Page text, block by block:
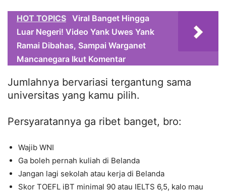
HOT TOPICS Viral Banget Hingga
Luar Negeri! Video Yank Uwes Yank
Ramai Dibahas, Sampai Warganet
Mancanegara Ikut Komentar
Jumlahnya bervariasi tergantung sama
universitas yang kamu pilih.
Persyaratannya ga ribet banget, bro:
Wajib WNI
Ga boleh pernah kuliah di Belanda
Jangan lagi sekolah atau kerja di Belanda
Skor TOEFL iBT minimal 90 atau IELTS 6,5, kalo mau